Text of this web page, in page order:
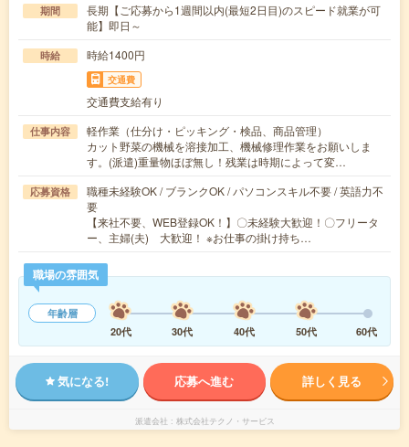
期間
長期【ご応募から1週間以内(最短2日目)のスピード就業が可
能】即日～
時給 時給1400円
交通費
交通費支給有り
仕事内容
軽作業（仕分け・ピッキング・検品、商品管理）
カット野菜の機械を溶接加工、機械修理作業をお願いしま
す。(派遣)重量物ほぼ無し！残業は時期によって変…
応募資格
職種未経験OK / ブランクOK / パソコンスキル不要 / 英語力不
要
【来社不要、WEB登録OK！】〇未経験大歓迎！〇フリータ
ー、主婦(夫) 大歓迎！ ※お仕事の掛け持ち…
職場の雰囲気
年齢層
20代
30代 40代 50代 60代
気になる! 応募へ進む 詳しく見る
派遣会社 株式会社テクノ・サービス